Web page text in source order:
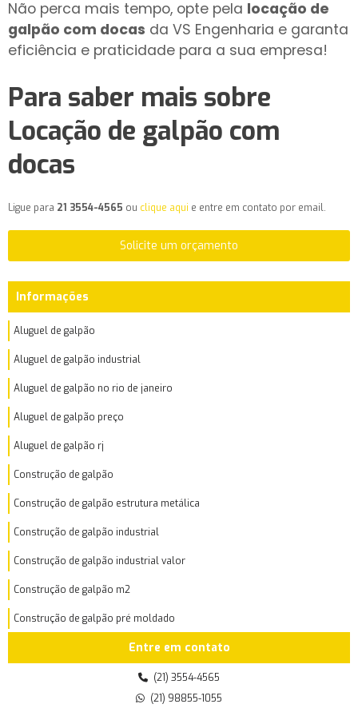
Não perca mais tempo, opte pela locação de
galpão com docas da VS Engenharia e garanta
eficiência e praticidade para a sua empresa!
Para saber mais sobre
Locação de galpão com
docas
Ligue para 21 3554-4565 ou clique aqui e entre em contato por email.
Solicite um orçamento
Informações
Aluguel de galpão
Aluguel de galpão industrial
Aluguel de galpão no rio de janeiro
Aluguel de galpão preço
Aluguel de galpão rj
Construção de galpão
Construção de galpão estrutura metálica
Construção de galpão industrial
Construção de galpão industrial valor
Construção de galpão m2
Construção de galpão pré moldado
Construção de galpão preço por m2
Construção de galpão quanto custa
Construção de galpão valor
Entre em contato
(21) 3554-4565
(21) 98855-1055